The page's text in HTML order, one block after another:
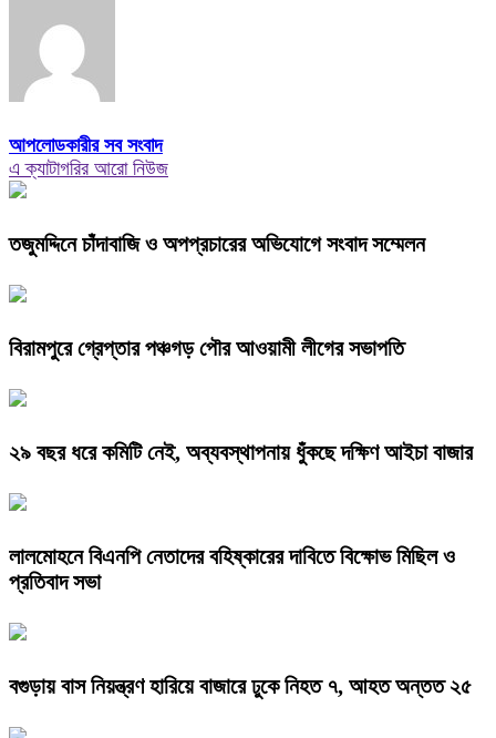
আপলোডকারীর সব সংবাদ
এ ক্যাটাগরির আরো নিউজ
তজুমদ্দিনে চাঁদাবাজি ও অপপ্রচারের অভিযোগে সংবাদ সম্মেলন
বিরামপুরে গ্রেপ্তার পঞ্চগড় পৌর আওয়ামী লীগের সভাপতি
২৯ বছর ধরে কমিটি নেই, অব্যবস্থাপনায় ধুঁকছে দক্ষিণ আইচা বাজার
লালমোহনে বিএনপি নেতাদের বহিষ্কারের দাবিতে বিক্ষোভ মিছিল ও
প্রতিবাদ সভা
বগুড়ায় বাস নিয়ন্ত্রণ হারিয়ে বাজারে ঢুকে নিহত ৭, আহত অন্তত ২৫